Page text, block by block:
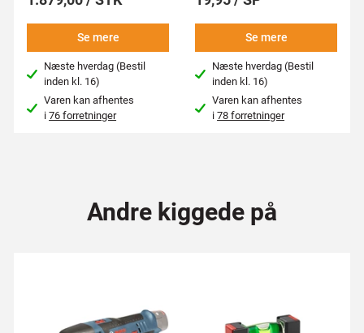
Se mere
Næste hverdag (Bestil
inden kl. 16)
Varen kan afhentes
i76 forretninger
Se mere
Næste hverdag (Bestil
inden kl. 16)
Varen kan afhentes
i78 forretninger
Andre kiggede på